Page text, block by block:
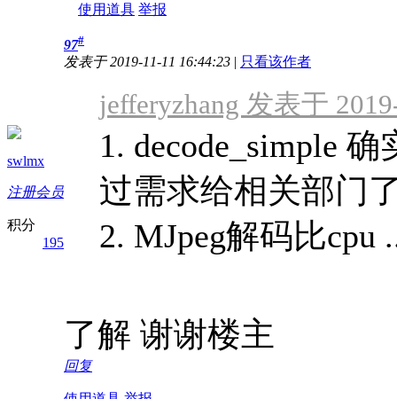
使用道具 举报
swlmx
注册会员
积分
195
97#
发表于 2019-11-11 16:44:23 | 只看该作者
jefferyzhang 发表于
1. decode_simple
过需求给相关部门
2. MJpeg解码比cpu
了解 谢谢楼主
回复